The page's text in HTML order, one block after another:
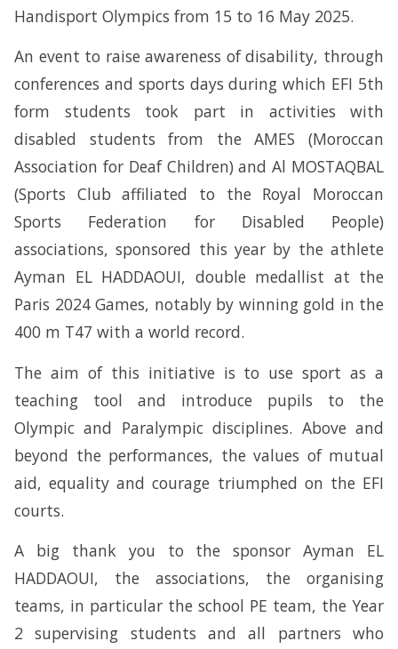
Handisport Olympics from 15 to 16 May 2025.
An event to raise awareness of disability, through
conferences and sports days during which EFI 5th
form students took part in activities with
disabled students from the AMES (Moroccan
Association for Deaf Children) and Al MOSTAQBAL
(Sports Club affiliated to the Royal Moroccan
Sports Federation for Disabled People)
associations, sponsored this year by the athlete
Ayman EL HADDAOUI, double medallist at the
Paris 2024 Games, notably by winning gold in the
400 m T47 with a world record.
The aim of this initiative is to use sport as a
teaching tool and introduce pupils to the
Olympic and Paralympic disciplines. Above and
beyond the performances, the values of mutual
aid, equality and courage triumphed on the EFI
courts.
A big thank you to the sponsor Ayman EL
HADDAOUI, the associations, the organising
teams, in particular the school PE team, the Year
2 supervising students and all partners who